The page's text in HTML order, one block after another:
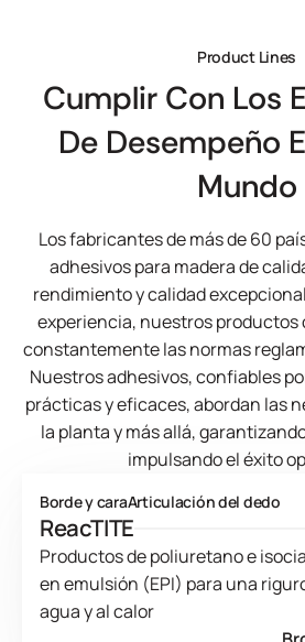
Product Lines
Cumplir Con Los
De Desempeño
Mundo
Los fabricantes de más de 60
adhesivos para madera de
rendimiento y calidad
experiencia, nuestros productos
constantemente las normas
Nuestros adhesivos, confiables
prácticas y eficaces, abordan las
la planta y más allá,
impulsando el éxito
Borde y caraArticulación del dedo
ReacTITE
Productos de poliuretano e
en emulsión (EPI) para una
agua y al calor